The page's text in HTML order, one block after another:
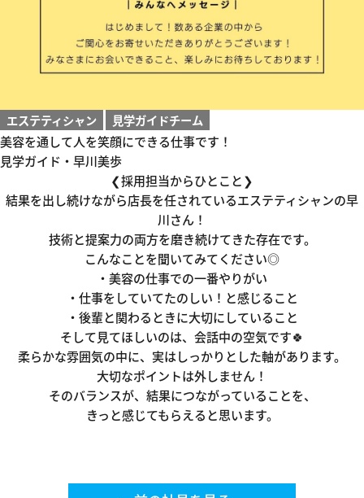
エステティシャン
見学ガイドチーム
美容を通して人を笑顔にできる仕事です！
見学ガイド・早川美歩
❮採用担当からひとこと❯
結果を出し続けながら店長を任されているエステティシャンの早
川さん！
技術と提案力の両方を磨き続けてきた存在です。
こんなことを聞いてみてください◎
・美容の仕事での一番やりがい
・仕事をしていてたのしい！と感じること
・後輩と関わるときに大切にしていること
そして見てほしいのは、会話中の空気です🍀
柔らかな雰囲気の中に、実はしっかりとした軸があります。
大切なポイントは外しません！
そのバランスが、結果につながっていることを、
きっと感じてもらえると思います。